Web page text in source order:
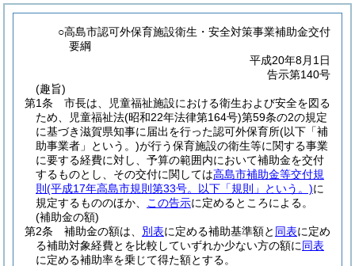
○高島市認可外保育施設衛生・安全対策事業補助金交付
要綱
平成20年8月1日
告示第140号
(趣旨)
第1条
市長は、児童福祉施設における衛生および安全を図る
ため、児童福祉法(昭和22年法律第164号)第59条の2の規定
に基づき滋賀県知事に届出を行った認可外保育所(以下「補
助事業者」という。)が行う保育施設の衛生等に関する事業
に要する経費に対し、予算の範囲内において補助金を交付
するものとし、その交付に関しては高島市補助金等交付規
則 (平成17年高島市規則第33号。以下「規則」という。)に
規定するもののほか、
この告示に定めるところによる。
(補助金の額)
第2条
補助金の額は、 別表に定める補助基準額と 同表に定め
る補助対象経費とを比較していずれか少ない方の額に同表
に定める補助率を乗じて得た額とする。